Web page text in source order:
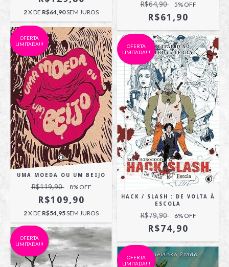
2X DE R$64,90SEM JUROS
R$64,90 5% OFF
R$61,90
OFERTA
LIMITADA!!!
UMA MOEDA OU UM BEIJO
R$119,90 8% OFF
R$109,90
2X DE R$54,95SEM JUROS
OFERTA
LIMITADA!!!
HACK / SLASH : DE VOLTA À
ESCOLA
R$79,90 6% OFF
R$74,90
OFERTA
LIMITADA!!!
OFERTA
LIMITADA!!!